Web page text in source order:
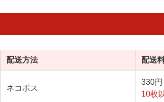
配送方法 配送
ネコポス
330円
10枚